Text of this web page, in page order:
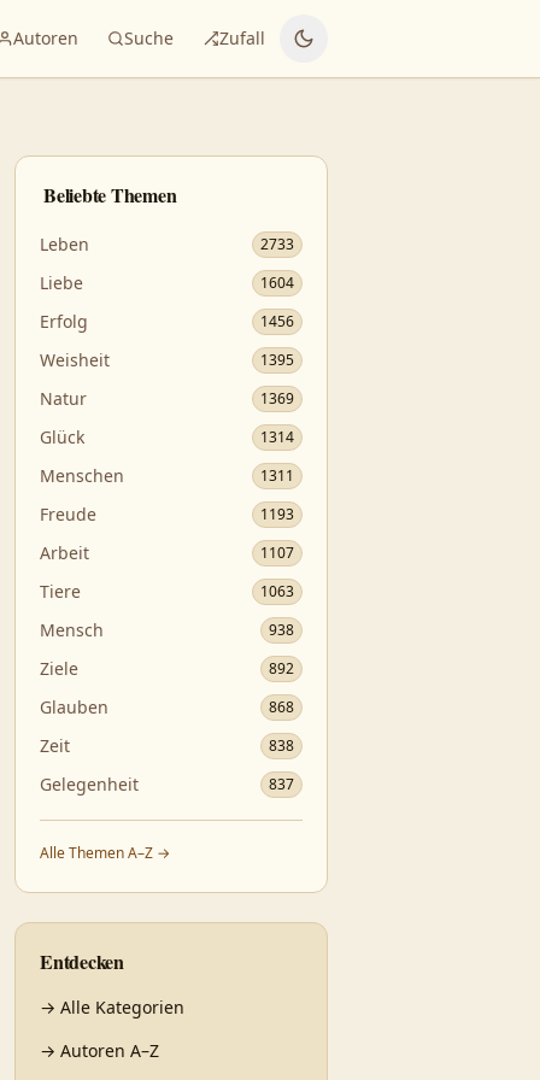
Autoren Suche Zufall
Beliebte Themen
Leben 2733
Liebe 1604
Erfolg 1456
Weisheit 1395
Natur 1369
Glück 1314
Menschen 1311
Freude 1193
Arbeit 1107
Tiere 1063
Mensch 938
Ziele 892
Glauben 868
Zeit 838
Gelegenheit 837
Alle Themen A–Z →
Entdecken
→ Alle Kategorien
→ Autoren A–Z